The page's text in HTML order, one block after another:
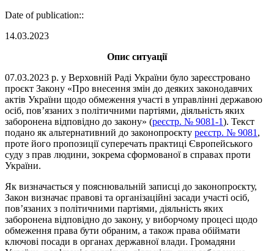
Date of publication::
14.03.2023
Опис ситуації
07.03.2023 р. у Верховній Раді України було зареєстровано
проєкт Закону «Про внесення змін до деяких законодавчих
актів України щодо обмеження участі в управлінні державою
осіб, пов’язаних з політичними партіями, діяльність яких
заборонена відповідно до закону» (реєстр. № 9081-1). Текст
подано як альтернативний до законопроєкту реєстр. № 9081 ,
проте його пропозиції суперечать практиці Європейського
суду з прав людини, зокрема сформованої в справах проти
України.
Як визначається у пояснювальній записці до законопроєкту,
Закон визначає правові та організаційні засади участі осіб,
пов’язаних з політичними партіями, діяльність яких
заборонена відповідно до закону, у виборчому процесі щодо
обмеження права бути обраним, а також права обіймати
ключові посади в органах державної влади. Громадяни